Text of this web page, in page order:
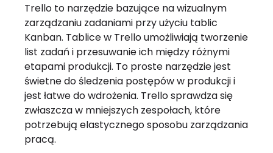
Trello to narzędzie bazujące na wizualnym
zarządzaniu zadaniami przy użyciu tablic
Kanban. Tablice w Trello umożliwiają tworzenie
list zadań i przesuwanie ich między różnymi
etapami produkcji. To proste narzędzie jest
świetne do śledzenia postępów w produkcji i
jest łatwe do wdrożenia. Trello sprawdza się
zwłaszcza w mniejszych zespołach, które
potrzebują elastycznego sposobu zarządzania
pracą.